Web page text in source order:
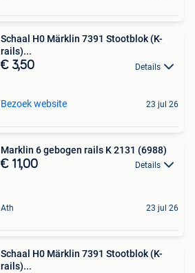
Schaal H0 Märklin 7391 Stootblok (K-
rails)...
€ 3,50 Details
Bezoek website 23 jul 26
Marklin 6 gebogen rails K 2131 (6988)
€ 11,00 Details
Ath 23 jul 26
Schaal H0 Märklin 7391 Stootblok (K-
rails)...